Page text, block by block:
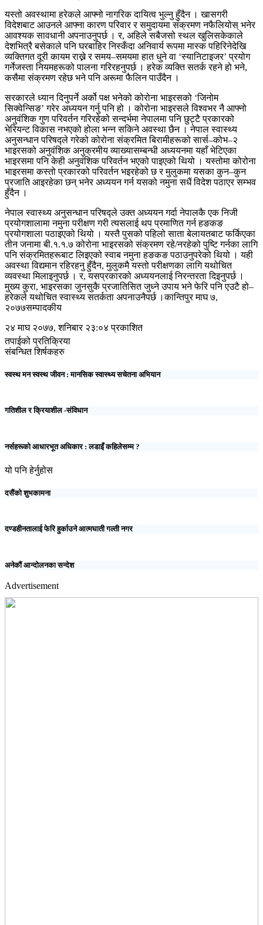
यस्तो अवस्थामा हरेकले आफ्नो नागरिक दायित्व भुल्नु हुँदैन । खासगरी
विदेशबाट आउनले आफ्ना कारण परिवार र समुदायमा संक्रमण नफैलियोस् भनेर
आवश्यक सावधानी अपनाउनुपर्छ । र, अहिले सबैजसो स्थल खुलिसकेकाले
देशभित्रै बसेकाले पनि घरबाहिर निस्कँदा अनिवार्य रूपमा मास्क पहिरिनेदेखि
व्यक्तिगत दूरी कायम राख्ने र समय–समयमा हात धुने वा ‘स्यानिटाइजर’ प्रयोग
गर्नेजस्ता नियमहरूको पालना गरिरहनुपर्छ । हरेक व्यक्ति सतर्क रहने हो भने,
कसैमा संक्रमण रहेछ भने पनि अरूमा फैलिन पाउँदैन ।
सरकारले ध्यान दिनुपर्ने अर्को पक्ष भनेको कोरोना भाइरसको ‘जिनोम
सिक्वेन्सिङ’ गरेर अध्ययन गर्नु पनि हो । कोरोना भाइरसले विश्वभर नै आफ्नो
अनुवंशिक गुण परिवर्तन गरिरहेको सन्दर्भमा नेपालमा पनि छुट्टै प्रकारको
भेरियन्ट विकास नभएको होला भन्न सकिने अवस्था छैन । नेपाल स्वास्थ्य
अनुसन्धान परिषद्ले गरेको कोरोना संक्रमित बिरामीहरूको सार्स–कोभ–२
भाइरसको अनुवंशिक अनुक्रमीय व्याख्यासम्बन्धी अध्ययनमा यहाँ भेटिएका
भाइरसमा पनि केही अनुवंशिक परिवर्तन भएको पाइएको थियो । यस्तोमा कोरोना
भाइरसमा कस्तो प्रकारको परिवर्तन भइरहेको छ र मुलुकमा यसका कुन–कुन
प्रजाति आइरहेका छन् भनेर अध्ययन गर्न यसको नमुना सधैं विदेश पठाएर सम्भव
हुँदैन ।
नेपाल स्वास्थ्य अनुसन्धान परिषद्ले उक्त अध्ययन गर्दा नेपालकै एक निजी
प्रयोगशालामा नमुना परीक्षण गरी त्यसलाई थप प्रमाणित गर्न हङकङ
प्रयोगशाला पठाइएको थियो । यस्तै पुसको पहिलो साता बेलायतबाट फर्किएका
तीन जनामा बी.१.१.७ कोरोना भाइरसको संक्रमण रहे/नरहेको पुष्टि गर्नका लागि
पनि संक्रमितहरूबाट लिइएको स्वाब नमुना हङकङ पठाउनुपरेको थियो । यही
अवस्था विद्यमान रहिरहनु हुँदैन, मुलुकमै यस्तो परीक्षणका लागि यथोचित
व्यवस्था मिलाइनुपर्छ । र, यसप्रकारको अध्ययनलाई निरन्तरता दिइनुपर्छ ।
मुख्य कुरा, भाइरसका जुनसुकै प्रजातिसित जुध्ने उपाय भने फेरि पनि एउटै हो–
हरेकले यथोचित स्वास्थ्य सतर्कता अपनाउनैपर्छ ।कान्तिपुर माघ ७,
२०७७सम्पादकीय
२४ माघ २०७७, शनिबार २३:०४ प्रकाशित
तपाईको प्रतिक्रिया
संबन्धित शिर्षकहरु
स्वस्थ मन स्वस्थ जीवन : मानसिक स्वास्थ्य सचेतना अभियान
गतिशील र क्रियाशील -संविधान
नर्सहरूको आधारभूत अधिकार : लडाइँ कहिलेसम्म ?
यो पनि हेर्नुहोस
दसैंको शुभकामना
दण्डहीनतालाई फेरि हुर्काउने आत्मघाती गल्ती नगर
अनेकौं आन्दोलनका सन्देश
Advertisement